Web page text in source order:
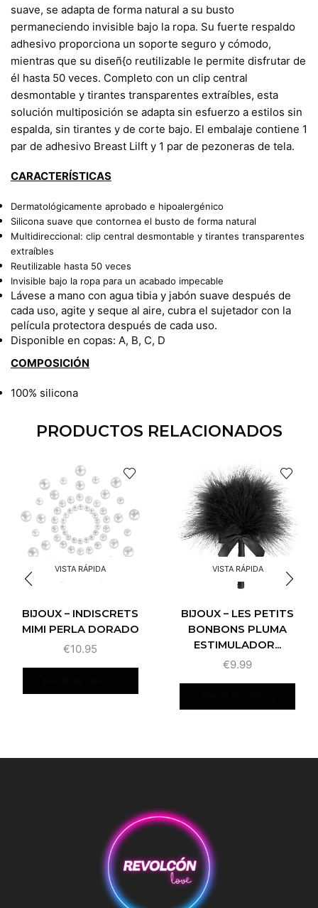
suave, se adapta de forma natural a su busto
permaneciendo invisible bajo la ropa. Su fuerte respaldo
adhesivo proporciona un soporte seguro y cómodo,
mientras que su diseñ{o reutilizable le permite disfrutar de
él hasta 50 veces. Completo con un clip central
desmontable y tirantes transparentes extraíbles, esta
solución multiposición se adapta sin esfuerzo a estilos sin
espalda, sin tirantes y de corte bajo. El embalaje contiene 1
par de adhesivo Breast Lilft y 1 par de pezoneras de tela.
CARACTERÍSTICAS
Dermatológicamente aprobado e hipoalergénico
Silicona suave que contornea el busto de forma natural
Multidireccional: clip central desmontable y tirantes transparentes
extraíbles
Reutilizable hasta 50 veces
Invisible bajo la ropa para un acabado impecable
Lávese a mano con agua tibia y jabón suave después de
cada uso, agite y seque al aire, cubra el sujetador con la
película protectora después de cada uso.
Disponible en copas: A, B, C, D
COMPOSICIÓN
100% silicona
PRODUCTOS RELACIONADOS
VISTA RÁPIDA
BIJOUX – INDISCRETS
MIMI PERLA DORADO
€10.95
VISTA RÁPIDA
BIJOUX – LES PETITS
BONBONS PLUMA
ESTIMULADOR...
€9.99